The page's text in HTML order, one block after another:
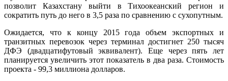
позволит Казахстану выйти в Тихоокеанский регион и
сократить путь до него в 3,5 раза по сравнению с сухопутным.
Ожидается, что к концу 2015 года объем экспортных и
транзитных перевозок через терминал достигнет 250 тысяч
ДФЭ (двадцатифутовый эквивалент). Еще через пять лет
планируется увеличить этот показатель в два раза. Стоимость
проекта - 99,3 миллиона долларов.